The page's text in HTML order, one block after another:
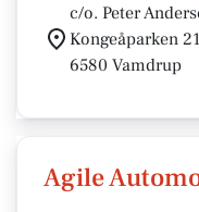
c/o. Peter
Kongeåparken 21
6580 Vamdrup
Agile